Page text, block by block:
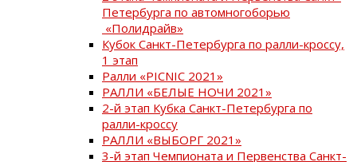
Петербурга по автомногоборью
«Полидрайв»
Кубок Санкт-Петербурга по ралли-кроссу,
1 этап
Ралли «PICNIC 2021»
РАЛЛИ «БЕЛЫЕ НОЧИ 2021»
2-й этап Кубка Санкт-Петербурга по
ралли-кроссу
РАЛЛИ «ВЫБОРГ 2021»
3-й этап Чемпионата и Первенства Санкт-